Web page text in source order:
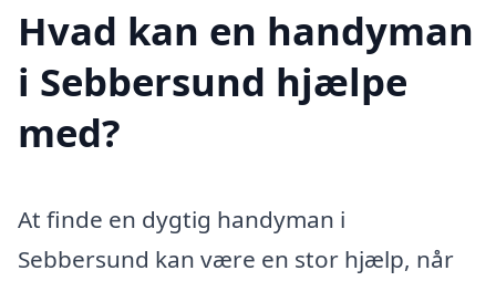
Hvad kan en handyman
i Sebbersund hjælpe
med?
At finde en dygtig handyman i
Sebbersund kan være en stor hjælp, når